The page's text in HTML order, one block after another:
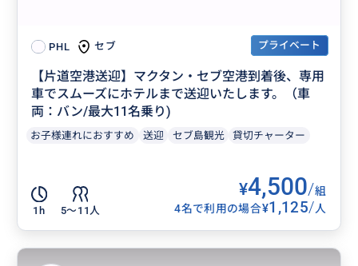
PHL セブ プライベート
【片道空港送迎】マクタン・セブ空港到着後、専用
車でスムーズにホテルまで送迎いたします。（車
両：バン/最大11名乗り)
お子様連れにおすすめ 送迎 セブ島観光 貸切チャーター
1h 5〜11人
¥4,500/組
4名で利用の場合¥1,125/人